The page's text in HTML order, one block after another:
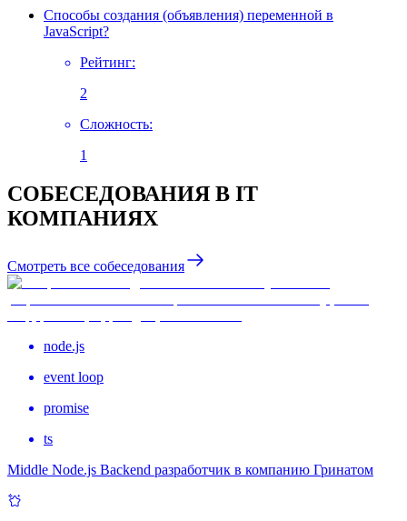
Способы создания (объявления) переменной в
JavaScript?
Рейтинг:
2
Сложность:
1
СОБЕСЕДОВАНИЯ В IT
КОМПАНИЯХ
Смотреть все собеседования
node.js
event loop
promise
ts
Middle Node.js Backend разработчик в компанию Гринатом